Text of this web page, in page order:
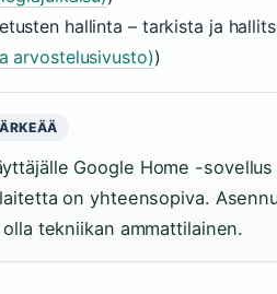
hallinta – tarkista ja
arvostelusivusto))
Google Home -
on yhteensopiva.
tekniikan ammattilainen.